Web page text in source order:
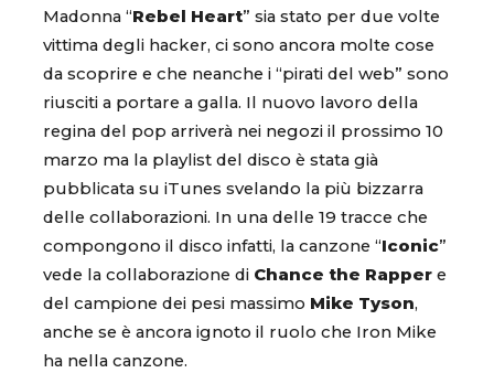
Madonna “Rebel Heart” sia stato per due volte
vittima degli hacker, ci sono ancora molte cose
da scoprire e che neanche i “pirati del web” sono
riusciti a portare a galla. Il nuovo lavoro della
regina del pop arriverà nei negozi il prossimo 10
marzo ma la playlist del disco è stata già
pubblicata su iTunes svelando la più bizzarra
delle collaborazioni. In una delle 19 tracce che
compongono il disco infatti, la canzone “Iconic”
vede la collaborazione di Chance the Rapper e
del campione dei pesi massimo Mike Tyson,
anche se è ancora ignoto il ruolo che Iron Mike
ha nella canzone.